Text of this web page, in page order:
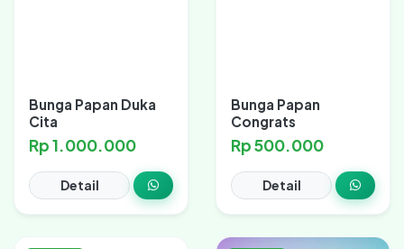
Bunga Papan Duka
Cita
Rp 1.000.000
Detail
Bunga Papan
Congrats
Rp 500.000
Detail